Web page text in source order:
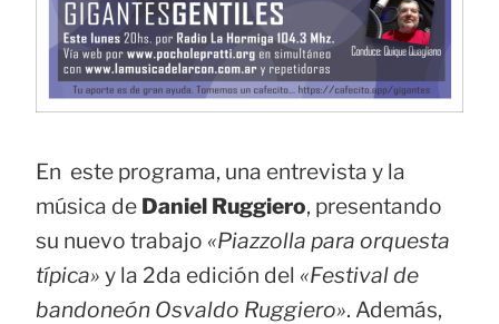
En este programa, una entrevista y la
música de Daniel Ruggiero, presentando
su nuevo trabajo «Piazzolla para orquesta
típica» y la 2da edición del «Festival de
bandoneón Osvaldo Ruggiero». Además,